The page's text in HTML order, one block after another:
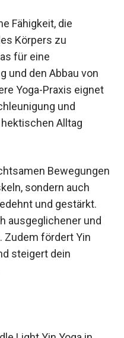
Fähigkeit, die
Körpers zu
für eine
und den Abbau von
Yoga-Praxis
hektischen Alltag
deine Muskeln,
Faszien gedehnt
dass du dich
Klarheit und